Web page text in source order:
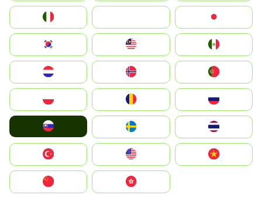
South Korea
United States
中國香港特別行政區